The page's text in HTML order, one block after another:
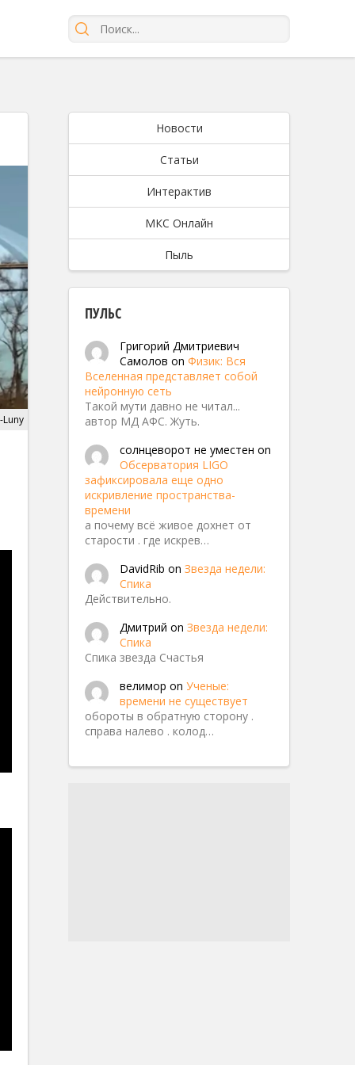
Новости
Статьи
Интерактив
МКС Онлайн
Пыль
ПУЛЬС
Григорий Дмитриевич
Самолов on Физик: Вся
Вселенная представляет собой
нейронную сеть
Такой мути давно не читал...
автор МД АФС. Жуть.
солнцеворот не уместен on
Обсерватория LIGO
зафиксировала еще одно
искривление пространства-
времени
а почему всё живое дохнет от
старости . где искрев…
DavidRib on Звезда недели:
Спика
Действительно.
Дмитрий on Звезда недели:
Спика
Спика звезда Счастья
велимор on Ученые:
времени не существует
обороты в обратную сторону .
справа налево . колод…